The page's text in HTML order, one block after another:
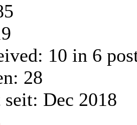
10 in 6
28
Dec 2018